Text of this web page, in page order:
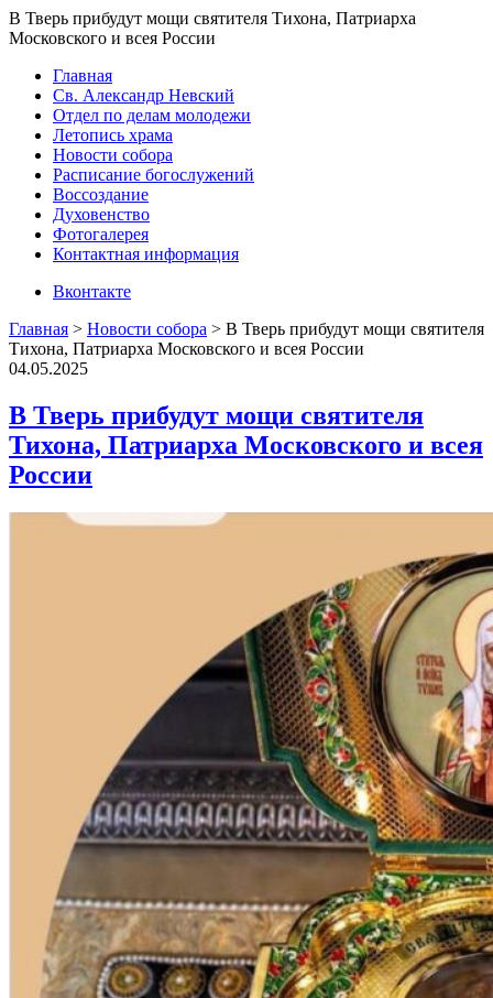
В Тверь прибудут мощи святителя Тихона, Патриарха
Московского и всея России
Главная
Св. Александр Невский
Отдел по делам молодежи
Летопись храма
Новости собора
Расписание богослужений
Воссоздание
Духовенство
Фотогалерея
Контактная информация
Вконтакте
Главная > Новости собора > В Тверь прибудут мощи святителя
Тихона, Патриарха Московского и всея России
04.05.2025
В Тверь прибудут мощи святителя
Тихона, Патриарха Московского и всея
России